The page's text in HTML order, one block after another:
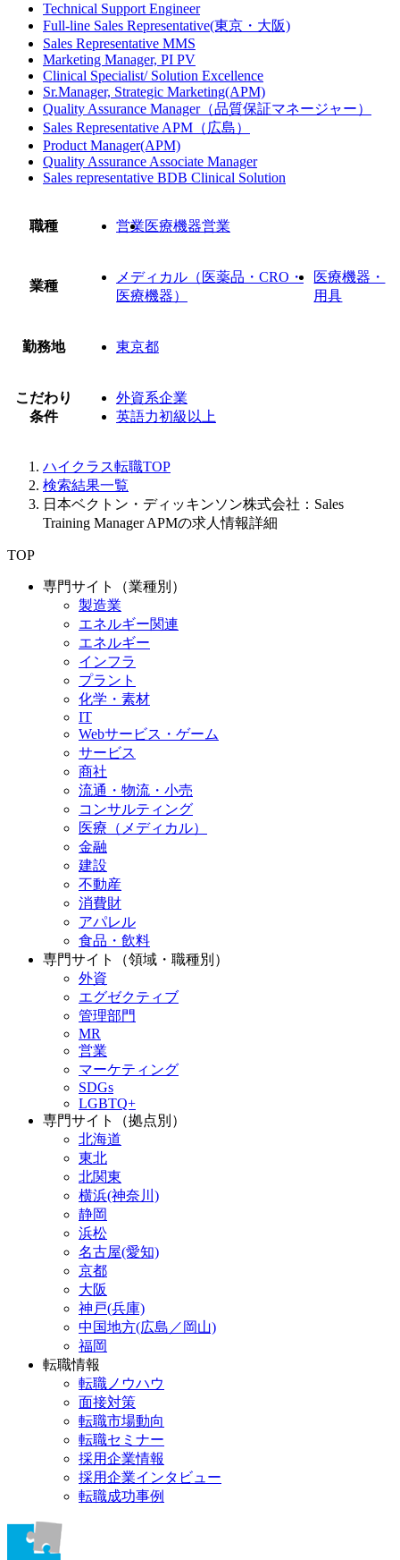
Technical Support Engineer
Full-line Sales Representative(東京・大阪)
Sales Representative MMS
Marketing Manager, PI PV
Clinical Specialist/ Solution Excellence
Sr.Manager, Strategic Marketing(APM)
Quality Assurance Manager（品質保証マネージャー）
Sales Representative APM（広島）
Product Manager(APM)
Quality Assurance Associate Manager
Sales representative BDB Clinical Solution
職種 営業医療機器営業
業種
メディカル（医薬品・CRO・
医療機器）
医療機器・
用具
勤務地 東京都
こだわり
条件
外資系企業
英語力初級以上
ハイクラス転職TOP
検索結果一覧
日本ベクトン・ディッキンソン株式会社：Sales
Training Manager APMの求人情報詳細
TOP
専門サイト（業種別）
製造業
エネルギー関連
エネルギー
インフラ
プラント
化学・素材
IT
Webサービス・ゲーム
サービス
商社
流通・物流・小売
コンサルティング
医療（メディカル）
金融
建設
不動産
消費財
アパレル
食品・飲料
専門サイト（領域・職種別）
外資
エグゼクティブ
管理部門
MR
営業
マーケティング
SDGs
LGBTQ+
専門サイト（拠点別）
北海道
東北
北関東
横浜(神奈川)
静岡
浜松
名古屋(愛知)
京都
大阪
神戸(兵庫)
中国地方(広島／岡山)
福岡
転職情報
転職ノウハウ
面接対策
転職市場動向
転職セミナー
採用企業情報
採用企業インタビュー
転職成功事例